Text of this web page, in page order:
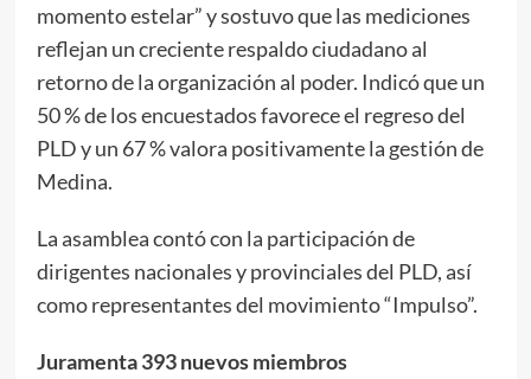
momento estelar” y sostuvo que las mediciones
reflejan un creciente respaldo ciudadano al
retorno de la organización al poder. Indicó que un
50 % de los encuestados favorece el regreso del
PLD y un 67 % valora positivamente la gestión de
Medina.
La asamblea contó con la participación de
dirigentes nacionales y provinciales del PLD, así
como representantes del movimiento “Impulso”.
Juramenta 393 nuevos miembros